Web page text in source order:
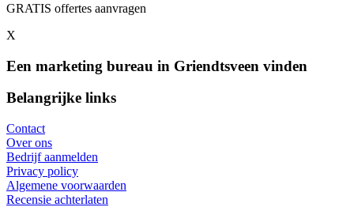
GRATIS offertes aanvragen
X
Een marketing bureau in Griendtsveen vinden
Belangrijke links
Contact
Over ons
Bedrijf aanmelden
Privacy policy
Algemene voorwaarden
Recensie achterlaten